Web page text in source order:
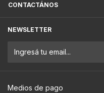
CONTACTÁNOS
NEWSLETTER
Medios de pago